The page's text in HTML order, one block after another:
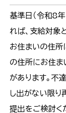
基準日（令和8
れば、支給対象
お住まいの住所
の住所にお住ま
があります。不
し出がない限り
提出をご検討く